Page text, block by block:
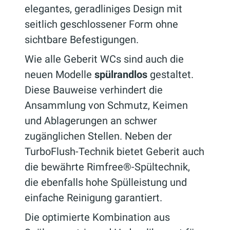
elegantes, geradliniges Design mit
seitlich geschlossener Form ohne
sichtbare Befestigungen.
Wie alle Geberit WCs sind auch die
neuen Modelle spülrandlos gestaltet.
Diese Bauweise verhindert die
Ansammlung von Schmutz, Keimen
und Ablagerungen an schwer
zugänglichen Stellen. Neben der
TurboFlush-Technik bietet Geberit auch
die bewährte Rimfree®-Spültechnik,
die ebenfalls hohe Spülleistung und
einfache Reinigung garantiert.
Die optimierte Kombination aus